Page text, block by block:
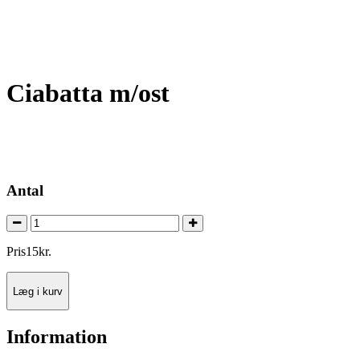
Ciabatta m/ost
Antal
Pris15kr.
Læg i kurv
Information